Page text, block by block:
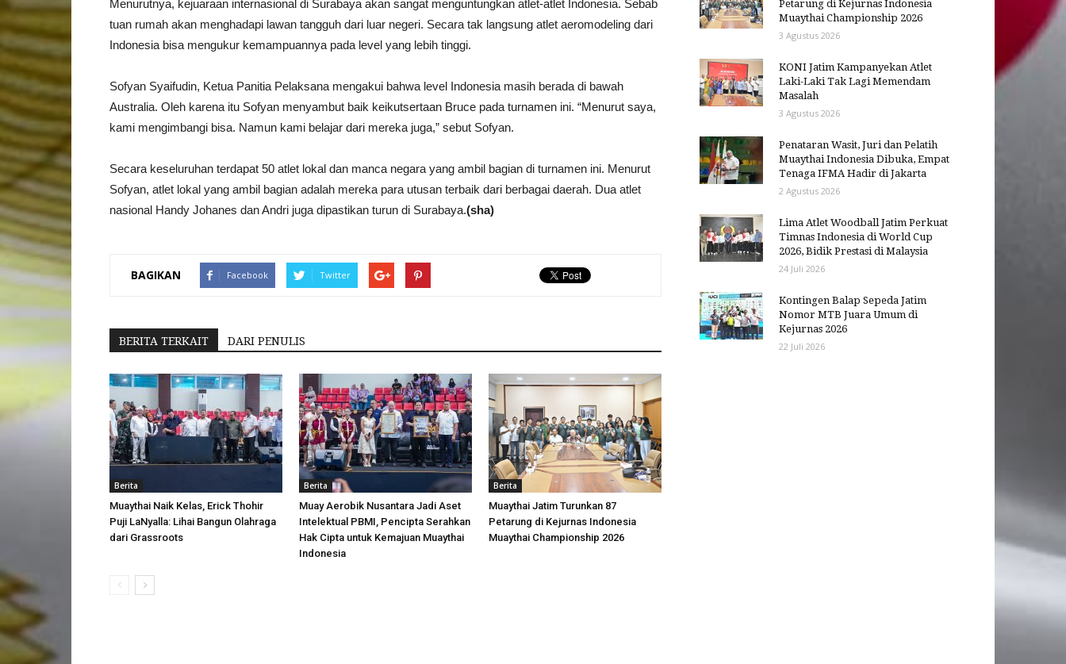
Menurutnya, kejuaraan internasional di Surabaya akan sangat menguntungkan atlet-atlet Indonesia. Sebab
tuan rumah akan menghadapi lawan tangguh dari luar negeri. Secara tak langsung atlet aeromodeling dari
Indonesia bisa mengukur kemampuannya pada level yang lebih tinggi.
Sofyan Syaifudin, Ketua Panitia Pelaksana mengakui bahwa level Indonesia masih berada di bawah
Australia. Oleh karena itu Sofyan menyambut baik keikutsertaan Bruce pada turnamen ini. “Menurut saya,
kami mengimbangi bisa. Namun kami belajar dari mereka juga,” sebut Sofyan.
Secara keseluruhan terdapat 50 atlet lokal dan manca negara yang ambil bagian di turnamen ini. Menurut
Sofyan, atlet lokal yang ambil bagian adalah mereka para utusan terbaik dari berbagai daerah. Dua atlet
nasional Handy Johanes dan Andri juga dipastikan turun di Surabaya.(sha)
BAGIKAN Facebook Twitter
BERITA TERKAIT DARI PENULIS
Berita
Muaythai Naik Kelas, Erick Thohir
Puji LaNyalla: Lihai Bangun Olahraga
dari Grassroots
Berita
Muay Aerobik Nusantara Jadi Aset
Intelektual PBMI, Pencipta Serahkan
Hak Cipta untuk Kemajuan Muaythai
Indonesia
Berita
Muaythai Jatim Turunkan 87
Petarung di Kejurnas Indonesia
Muaythai Championship 2026
Petarung di Kejurnas Indonesia
Muaythai Championship 2026
3 Agustus 2026
KONI Jatim Kampanyekan Atlet
Laki-Laki Tak Lagi Memendam
Masalah
3 Agustus 2026
Penataran Wasit, Juri dan Pelatih
Muaythai Indonesia Dibuka, Empat
Tenaga IFMA Hadir di Jakarta
2 Agustus 2026
Lima Atlet Woodball Jatim Perkuat
Timnas Indonesia di World Cup
2026, Bidik Prestasi di Malaysia
24 Juli 2026
Kontingen Balap Sepeda Jatim
Nomor MTB Juara Umum di
Kejurnas 2026
22 Juli 2026